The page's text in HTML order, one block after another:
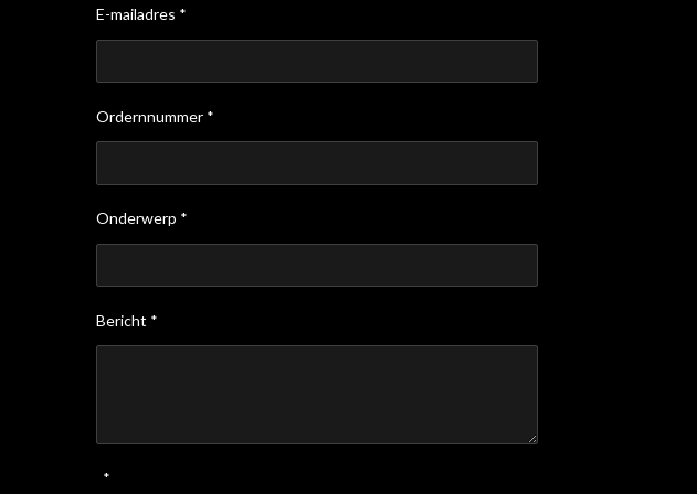
E-mailadres *
Ordernnummer *
Onderwerp *
Bericht *
*